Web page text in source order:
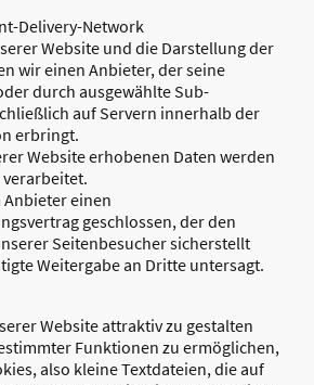
Delivery-Network
Website und die Darstellung der
wir einen Anbieter, der seine
durch ausgewählte Sub-
auf Servern innerhalb der
erbringt.
Website erhobenen Daten werden
einen
geschlossen, der den
Seitenbesucher sicherstellt
Weitergabe an Dritte untersagt.
Website attraktiv zu gestalten
Funktionen zu ermöglichen,
also kleine Textdateien, die auf